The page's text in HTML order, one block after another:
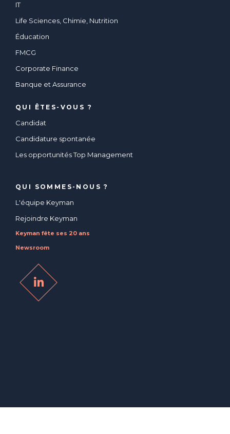
IT
Life Sciences, Chimie, Nutrition
Éducation
FMCG
Corporate Finance
Banque et Assurance
QUI ÊTES-VOUS ?
Candidat
Candidature spontanée
Les opportunités Top Management
QUI SOMMES-NOUS ?
L'équipe Keyman
Rejoindre Keyman
Keyman fête ses 20 ans
Newsroom